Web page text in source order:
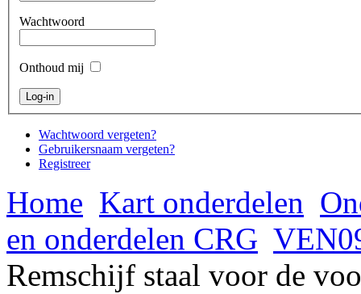
Wachtwoord
Onthoud mij
Wachtwoord vergeten?
Gebruikersnaam vergeten?
Registreer
Home Kart onderdelen
en onderdelen CRG
Remschijf staal voor de